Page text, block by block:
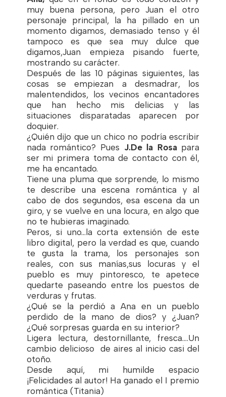
muy buena persona, pero Juan el otro
personaje principal, la ha pillado en un
momento digamos, demasiado tenso y él
tampoco es que sea muy dulce que
digamos,Juan empieza pisando fuerte,
mostrando su carácter.
Después de las 10 páginas siguientes, las
cosas se empiezan a desmadrar, los
malentendidos, los vecinos encantadores
que han hecho mis delicias y las
situaciones disparatadas aparecen por
doquier.
¿Quién dijo que un chico no podría escribir
nada romántico? Pues J.De la Rosa para
ser mi primera toma de contacto con él,
me ha encantado.
Tiene una pluma que sorprende, lo mismo
te describe una escena romántica y al
cabo de dos segundos, esa escena da un
giro, y se vuelve en una locura, en algo que
no te hubieras imaginado.
Peros, si uno...la corta extensión de este
libro digital, pero la verdad es que, cuando
te gusta la trama, los personajes son
reales, con sus manías,sus locuras y el
pueblo es muy pintoresco, te apetece
quedarte paseando entre los puestos de
verduras y frutas.
¿Qué se la perdió a Ana en un pueblo
perdido de la mano de dios? y ¿Juan?
¿Qué sorpresas guarda en su interior?
Ligera lectura, destornillante, fresca....Un
cambio delicioso de aires al inicio casi del
otoño.
Desde aquí, mi humilde espacio
¡Felicidades al autor! Ha ganado el I premio
romántica (Titania)